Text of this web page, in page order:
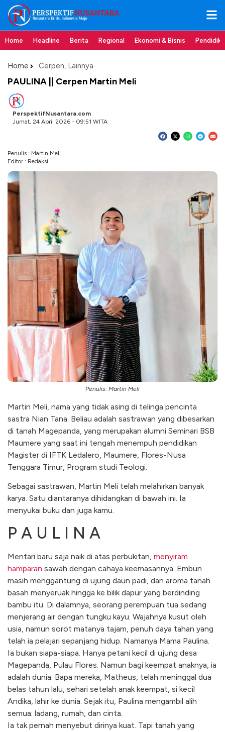
Home Headline Berita Regional Ekonomi & Bisnis
Home Cerpen, Lainnya
PAULINA || Cerpen Martin Meli
PerspektifNusantara.com
Jumat, 24 April 2026 - 09:51 WITA
Penulis : Martin Meli
Editor : Redaksi
Penulis: Martin Meli
Martin Meli, nama yang tidak asing di telinga pencinta
sastra Nian Tana. Beliau adalah sastrawan yang dibesarkan
di tanah Magepanda, yang merupakan alumni Seminari BSB
Maumere yang saat ini tengah menempuh pendidikan
Magister di IFTK Ledalero, Maumere, Flores-Nusa
Tenggara Timur, Program studi Teologi.
Sebagai sastrawan, Martin Meli telah melahirkan banyak
karya. Satu diantaranya dihidangkan di bawah ini. Ia
menyukai buku dan juga kamu.
P A U L I N A
Mentari baru saja naik di atas perbukitan, menyiram
hamparan sawah dengan cahaya keemasannya. Embun
masih menggantung di ujung daun padi, dan aroma tanah
basah menyeruak hingga ke bilik dapur yang berdinding
bambu itu. Di dalamnya, seorang perempuan tua sedang
menjerang air dengan tungku kayu. Wajahnya kusut oleh
usia, namun sorot matanya tajam, penuh daya tahan yang
telah ia pelajari sepanjang hidup. Namanya Mama Paulina.
Ia bukan siapa-siapa. Hanya petani kecil di ujung desa
Magepanda, Pulau Flores. Namun bagi keempat anaknya, ia
adalah dunia. Bapa mereka, Matheus, telah meninggal dua
belas tahun lalu, sehari setelah anak keempat, si kecil
Andika, lahir ke dunia. Sejak itu, Paulina mengambil alih
semua: ladang, rumah, dan cinta.
Ia tak pernah menyebut dirinya kuat. Tapi tanah yang